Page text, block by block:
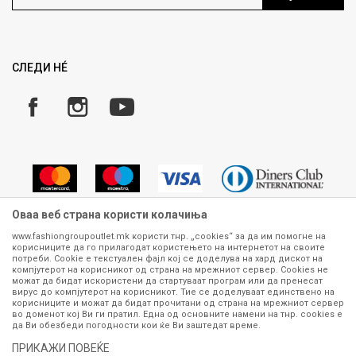
Замена и рефундација на производи
Плаќање
СЛЕДИ НÉ
Сите информации околу производите кои се изложени на нашата
онлајн продавница се стремиме да бидат конкретни, точни и прецизни,
меѓутоа не можеме да гарантираме дека се без ниту една грешка или
пак дека сите производи во моментот се достапни на залиха.
Фотографиите се најверодостојниот приказ на производот. Доколку
дојде до потреба за замена на производ или рефундација, процедурата
контактирајте не на телефонскиот број 070 275 363 или на е-
Оваа веб страна користи колачиња
www.fashiongroupoutlet.mk користи тнр. „cookies“ за да им помогне на
корисниците да го прилагодат користењето на интернетот на своите
потреби. Cookie е текстуален фајл кој се доделува на хард дискот на
компјутерот на корисникот од страна на мрежниот сервер. Cookies не
можат да бидат искористени да стартуваат програм или да пренесат
вирус до компјутерот на корисникот. Тие се доделуваат единствено на
корисниците и можат да бидат прочитани од страна на мрежниот сервер
во доменот кој Ви ги пратил. Една од основните намени на тнр. сookies е
да Ви обезбеди погодности кои ќе Ви заштедат време.
ПРИКАЖИ ПОВЕЌЕ